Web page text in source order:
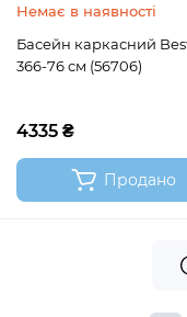
Немає в наявності
Басейн каркасний
366-76 см (56706)
4335 ₴
Продано